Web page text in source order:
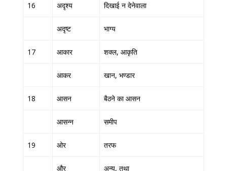
16 अदृश्य दिखाई न देनेवाला
अदृष्ट भाग्य
17 आकार शक्ल, आकृति
आकर खान, भण्डार
18 आसन बैठने का आसन
आसन्न समीप
19 ओर तरफ
और अन्य, तथा